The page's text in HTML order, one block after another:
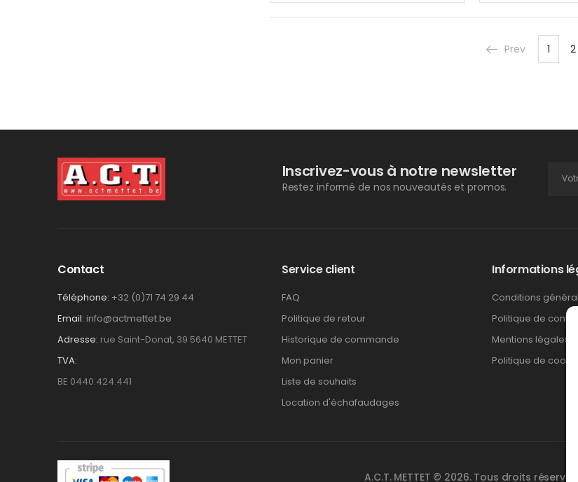
Prev 1 2
Inscrivez-vous à notre newsletter
Restez informé de nos nouveautés et promos.
Contact
Téléphone: +32 (0)71 74 29 44
Email: info@actmettet.be
Adresse: rue Saint-Donat, 39 5640 METTET
TVA:
BE 0440.424.441
Service client
FAQ
Politique de retour
Historique de commande
Mon panier
Liste de souhaits
Location d'échafaudages
Informations
Conditions
Politique de
Mentions légales
Politique de
A.C.T. METTET © 2026. Tous droits réservés